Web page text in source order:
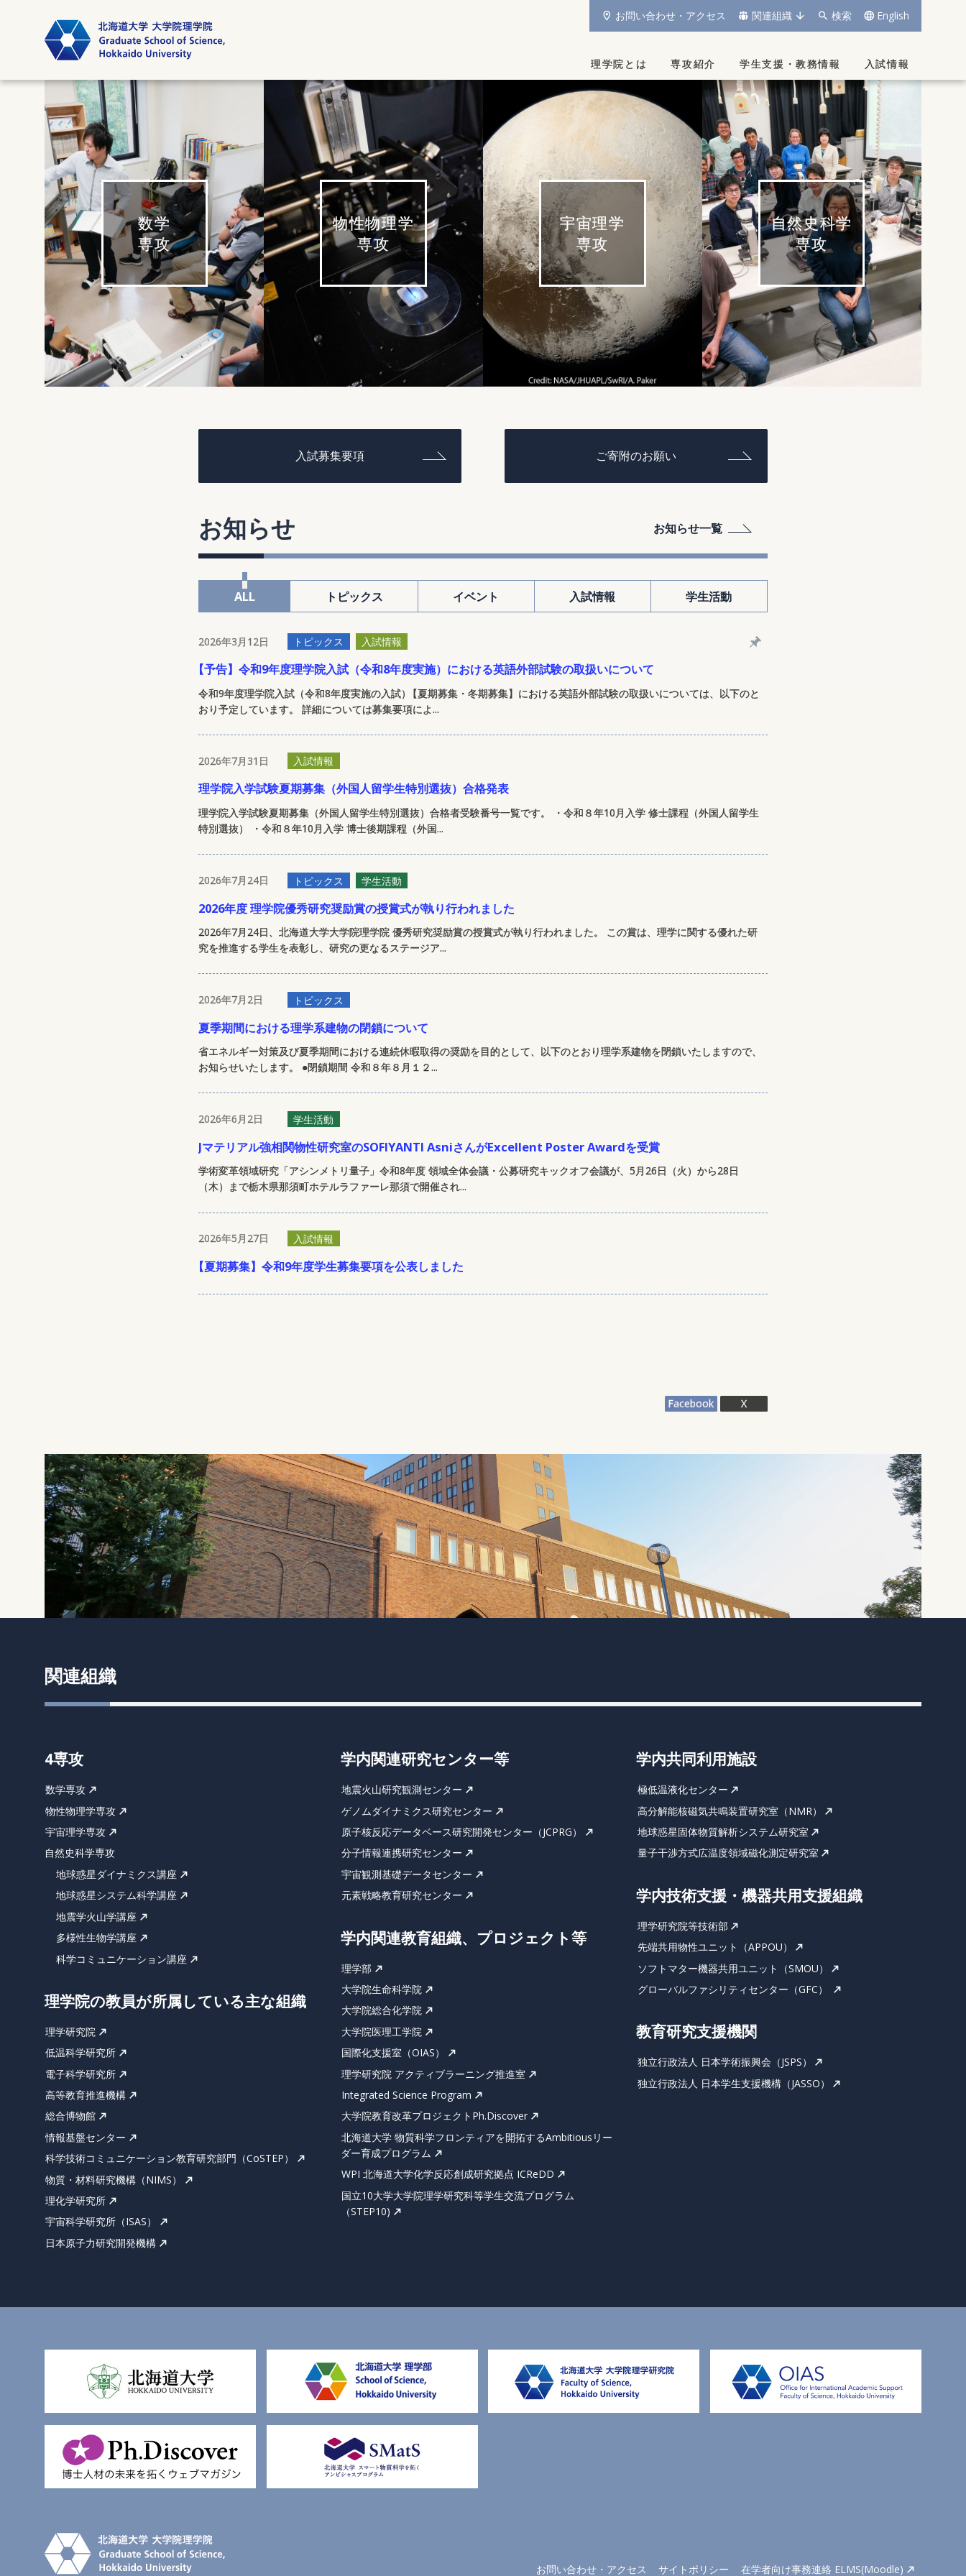
お問い合わせ・アクセス 関連組織 検索 English
理学院とは 専攻紹介 学生支援 ・教務情報 入試情報
数学
専攻
物性物理学
専攻
宇宙理学
専攻
自然史科学
専攻
入試募集要項 ご寄附のお願い
お知らせ お知らせ一覧
ALL トピックス イベント 入試情報 学生活動
2026年3月12日 トピックス 入試情報
【予告】令和9年度理学院入試（令和8年度実施）における英語外部試験の取扱いについて
令和9年度理学院入試（令和8年度実施の入試）
【夏期募集・冬期募集】における英語外部試験の取扱いについては、以下のと
おり予定しています。 詳細については募集要項によ...
2026年7月31日 入試情報
理学院入学試験夏期募集（外国人留学生特別選抜）合格発表
理学院入学試験夏期募集（外国人留学生特別選抜）合格者受験番号一覧です。 ・令和８年10月入学 修士課程（外国人留学生
特別選抜） ・令和８年10月入学 博士後期課程（外国...
2026年7月24日 トピックス 学生活動
2026年度 理学院優秀研究奨励賞の授賞式が執り行われました
2026年7月24日、北海道大学大学院理学院 優秀研究奨励賞の授賞式が執り行われました。 この賞は、理学に関する優れた研
究を推進する学生を表彰し、研究の更なるステージア...
2026年7月2日 トピックス
夏季期間における理学系建物の閉鎖について
省エネルギー対策及び夏季期間における連続休暇取得の奨励を目的として、以下のとおり理学系建物を閉鎖いたしますので、
お知らせいたします。 ●閉鎖期間 令和８年８月１２...
2026年6月2日 学生活動
Jマテリアル強相関物性研究室のSOFIYANTI AsniさんがExcellent Poster Awardを受賞
学術変革領域研究「アシンメトリ量子」令和8年度 領域全体会議・公募研究キックオフ会議が、5月26日（火）から28日
（木）まで栃木県那須町ホテルラファーレ那須で開催され...
2026年5月27日 入試情報
【夏期募集】令和9年度学生募集要項を公表しました
Facebook X
関連組織
4専攻
数学専攻
物性物理学専攻
宇宙理学専攻
自然史科学専攻
地球惑星ダイナミクス講座
地球惑星システム科学講座
地震学火山学講座
多様性生物学講座
科学コミュニケーション講座
理学院の教員が所属している主な組織
理学研究院
低温科学研究所
電子科学研究所
高等教育推進機構
総合博物館
情報基盤センター
科学技術コミュニケーション教育研究部門（CoSTEP）
物質・材料研究機構（NIMS）
理化学研究所
宇宙科学研究所（ISAS）
日本原子力研究開発機構
学内関連研究センター等
地震火山研究観測センター
ゲノムダイナミクス研究センター
原子核反応データベース研究開発センター（JCPRG）
分子情報連携研究センター
宇宙観測基礎データセンター
元素戦略教育研究センター
学内関連教育組織、プロジェクト等
理学部
大学院生命科学院
大学院総合化学院
大学院医理工学院
国際化支援室（OIAS）
理学研究院 アクティブラーニング推進室
Integrated Science Program
大学院教育改革プロジェクトPh.Discover
北海道大学 物質科学フロンティアを開拓するAmbitiousリー
ダー育成プログラム
WPI 北海道大学化学反応創成研究拠点 ICReDD
国立10大学大学院理学研究科等学生交流プログラム
（STEP10)
学内共同利用施設
極低温液化センター
高分解能核磁気共鳴装置研究室（NMR）
地球惑星固体物質解析システム研究室
量子干渉方式広温度領域磁化測定研究室
学内技術支援・機器共用支援組織
理学研究院等技術部
先端共用物性ユニット（APPOU）
ソフトマター機器共用ユニット（SMOU）
グローバルファシリティセンター（GFC）
教育研究支援機関
独立行政法人 日本学術振興会（JSPS）
独立行政法人 日本学生支援機構（JASSO）
お問い合わせ・アクセス サイトポリシー 在学者向け事務連絡 ELMS(Moodle)